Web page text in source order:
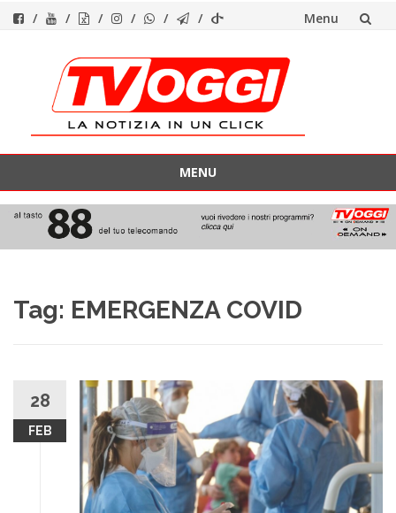
Menu
contenuto
MENU
contenuto
Tag: EMERGENZA COVID
28
FEB